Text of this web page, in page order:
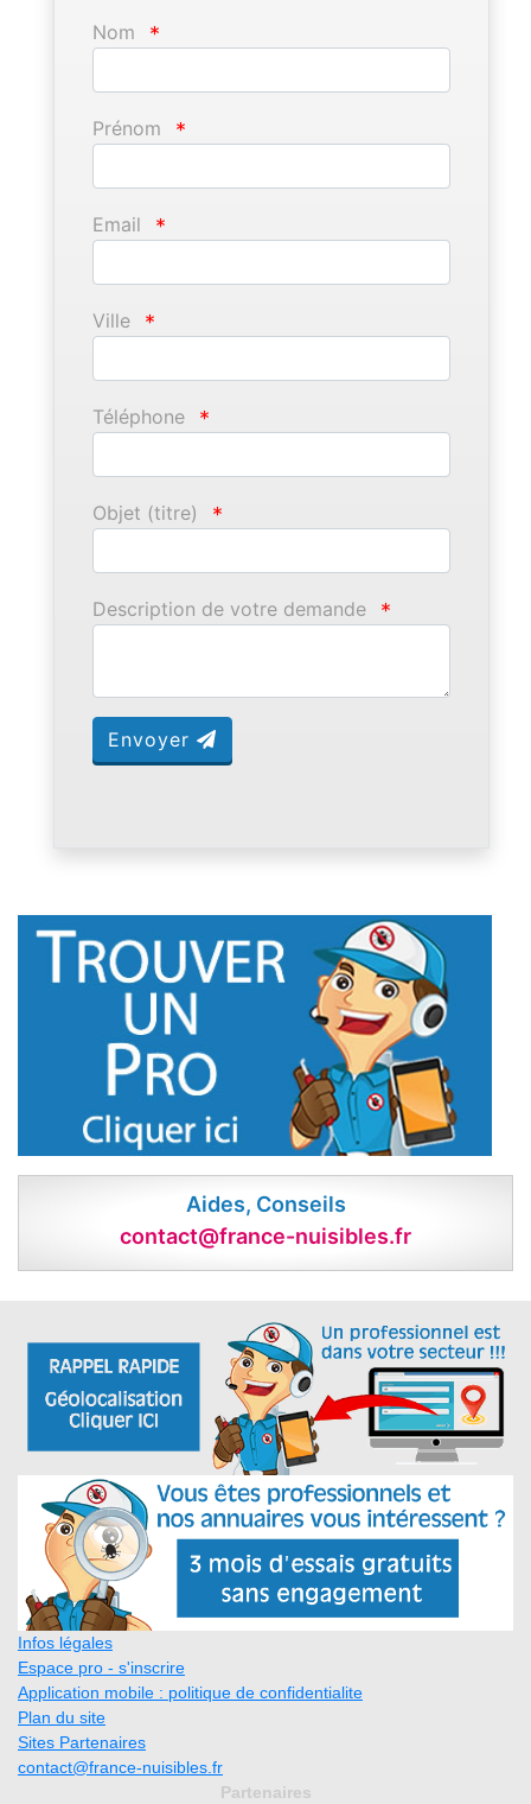
Nom *
Prénom *
Email *
Ville *
Téléphone *
Objet (titre) *
Description de votre demande *
Envoyer
Aides, Conseils
contact@france-nuisibles.fr
Infos légales
Espace pro - s'inscrire
Application mobile : politique de confidentialite
Plan du site
Sites Partenaires
contact@france-nuisibles.fr
Partenaires